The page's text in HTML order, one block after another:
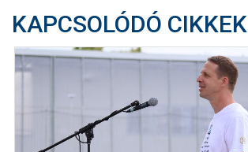
KAPCSOLÓDÓ CIKKEK